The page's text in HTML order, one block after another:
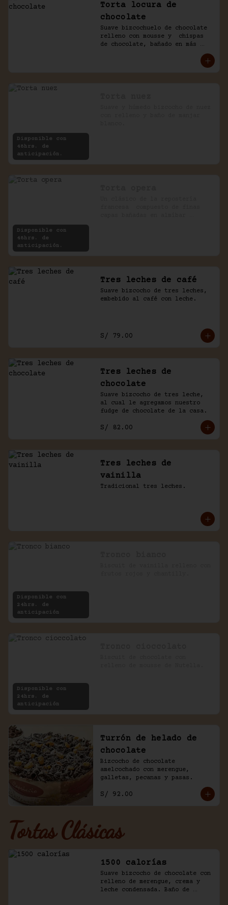
Torta locura de
chocolate
Suave bizcochuelo de chocolate
relleno con mousse y  chispas
de chocolate, bañado en más
Disponible con
48hrs. de
anticipación.
Disponible con
48hrs. de
anticipación.
Tres leches de café
Suave bizcocho de tres leches,
embebido al café con leche.
S/ 79.00
Tres leches de
chocolate
Suave bizcocho de tres leche,
al cual le agregamos nuestro
fudge de chocolate de la casa.
S/ 82.00
Tres leches de
vainilla
Tradicional tres leches.
Disponible con
24hrs. de
anticipación
Disponible con
24hrs. de
anticipación
Turrón de helado de
chocolate
Bizcocho de chocolate
amelcochado con merengue,
galletas, pecanas y pasas.
S/ 92.00
Tortas Clásicas
1500 calorías
Suave bizcocho de chocolate con
relleno de merengue, crema y
leche condensada. Baño de